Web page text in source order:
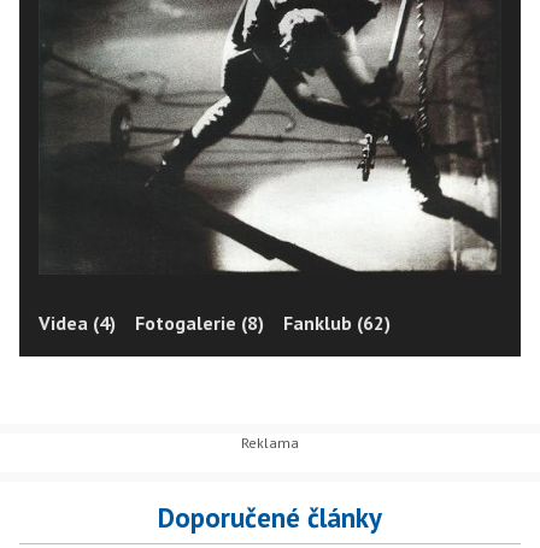
Videa (4) Fotogalerie (8) Fanklub (62)
Doporučené články